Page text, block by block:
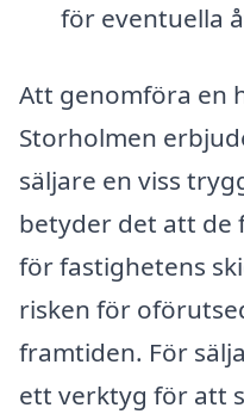
för eventuella
Att genomföra en
Storholmen
säljare en viss
betyder det att de
för fastighetens
risken för
framtiden. För
ett verktyg för att